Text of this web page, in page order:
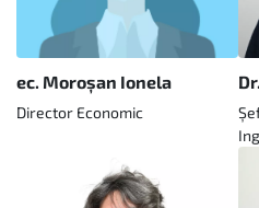
ec. Moroșan Ionela
Director Economic